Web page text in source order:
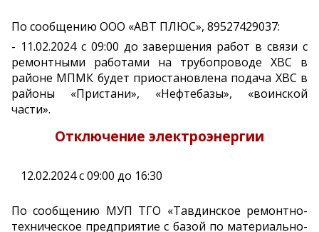
По сообщению ООО «АВТ ПЛЮС», 89527429037:
- 11.02.2024 с 09:00 до завершения работ в связи с
ремонтными работами на трубопроводе ХВС в
районе МПМК будет приостановлена подача ХВС в
районы «Пристани», «Нефтебазы», «воинской
части».
Отключение электроэнергии
12.02.2024 с 09:00 до 16:30
По сообщению МУП ТГО «Тавдинское ремонтно-
техническое предприятие с базой по материально-